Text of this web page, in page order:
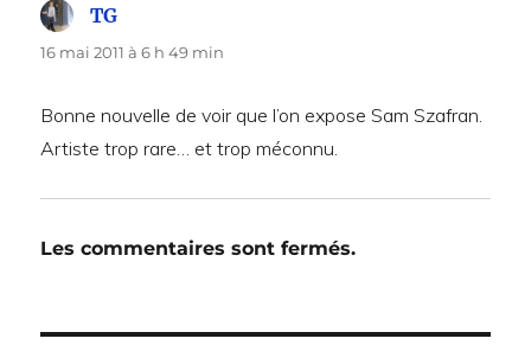
TG
16 mai 2011 à 6 h 49 min
Bonne nouvelle de voir que l’on expose Sam Szafran.
Artiste trop rare… et trop méconnu.
Les commentaires sont fermés.